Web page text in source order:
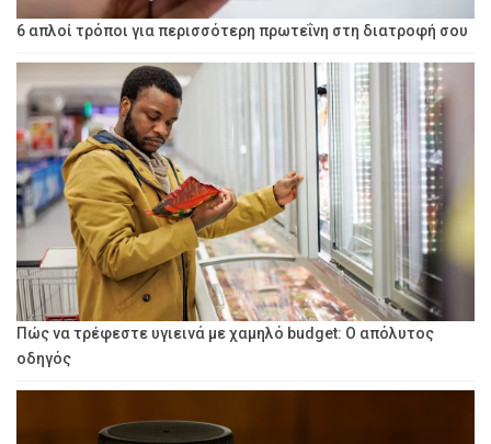
6 απλοί τρόποι για περισσότερη πρωτεΐνη στη διατροφή σου
Πώς να τρέφεστε υγιεινά με χαμηλό budget: Ο απόλυτος
οδηγός